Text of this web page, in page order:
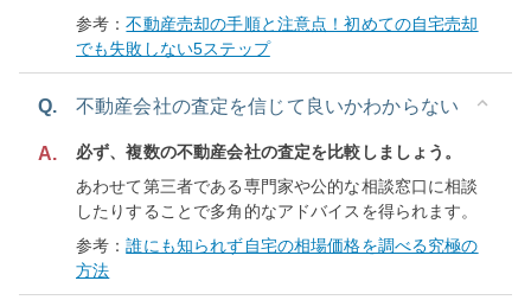
参考：不動産売却の手順と注意点！初めての自宅売却
でも失敗しない5ステップ
Q. 不動産会社の査定を信じて良いかわからない
A.
必ず、複数の不動産会社の査定を比較しましょう。
あわせて第三者である専門家や公的な相談窓口に相談
したりすることで多角的なアドバイスを得られます。
参考：誰にも知られず自宅の相場価格を調べる究極の
方法